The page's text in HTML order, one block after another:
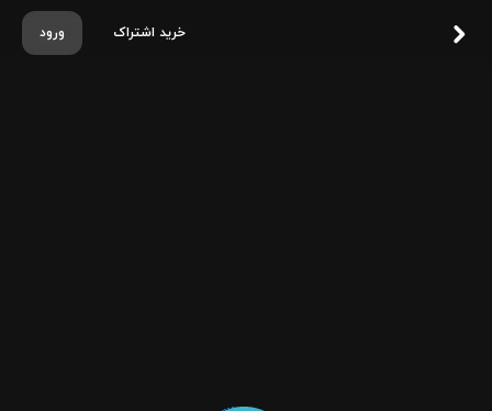
ورود خرید اشتراک